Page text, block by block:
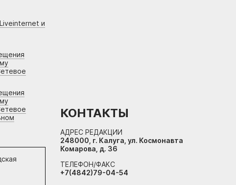
и
КОНТАКТЫ
АДРЕС РЕДАКЦИИ
248000, г. Калуга, ул. Космонавта
Комарова, д. 36
ТЕЛЕФОН/ФАКС
+7(4842)79-04-54